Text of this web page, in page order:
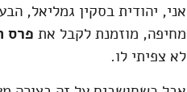
אני, יהודית בסקין גמליאל,
מחיפה, מוזמנת לקבל את פרס
לא צפיתי לו.